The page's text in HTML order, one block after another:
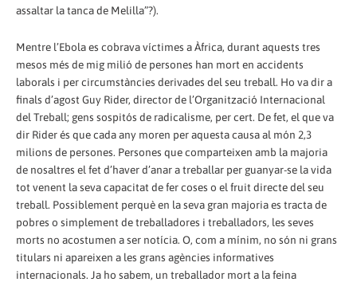
assaltar la tanca de Melilla”?).
Mentre l’Ebola es cobrava víctimes a Àfrica, durant aquests tres
mesos més de mig milió de persones han mort en accidents
laborals i per circumstàncies derivades del seu treball. Ho va dir a
finals d’agost Guy Rider, director de l’Organització Internacional
del Treball; gens sospitós de radicalisme, per cert. De fet, el que va
dir Rider és que cada any moren per aquesta causa al món 2,3
milions de persones. Persones que comparteixen amb la majoria
de nosaltres el fet d’haver d’anar a treballar per guanyar-se la vida
tot venent la seva capacitat de fer coses o el fruit directe del seu
treball. Possiblement perquè en la seva gran majoria es tracta de
pobres o simplement de treballadores i treballadors, les seves
morts no acostumen a ser notícia. O, com a mínim, no són ni grans
titulars ni apareixen a les grans agències informatives
internacionals. Ja ho sabem, un treballador mort a la feina